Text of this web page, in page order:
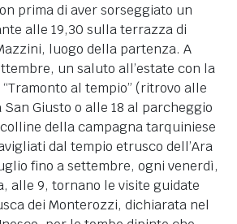
prima di aver sorseggiato un
alle 19,30 sulla terrazza di
luogo della partenza. A
un saluto all’estate con la
al tempio” (ritrovo alle
Giusto o alle 18 al parcheggio
della campagna tarquiniese
dal tempio etrusco dell’Ara
fino a settembre, ogni venerdì,
alle 9, tornano le visite guidate
dei Monterozzi, dichiarata nel